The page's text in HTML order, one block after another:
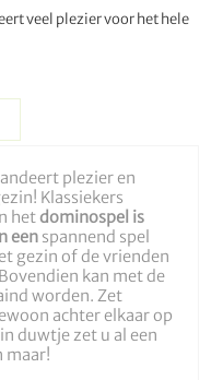
veel plezier voor het hele
plezier en
Klassiekers
hetdominospel is
een spannend spel
gezin of de vrienden
kan met de
worden. Zet
achter elkaar op
duwtje zet u al een
maar!